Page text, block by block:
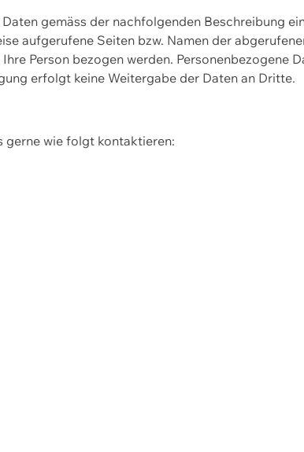
gemäss der nachfolgenden Beschreibung
aufgerufene Seiten bzw. Namen der
Person bezogen werden. Personenbezogene
erfolgt keine Weitergabe der Daten an Dritte.
gerne wie folgt kontaktieren: